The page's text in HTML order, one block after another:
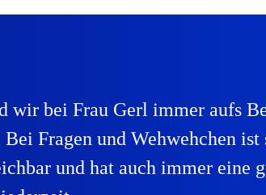
wir bei Frau Gerl immer aufs
Fragen und Wehwehchen ist
und hat auch immer eine